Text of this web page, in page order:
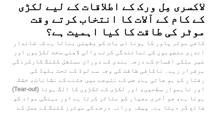
لاکسری مِل ورک کے اطلاقات کے لیے لکڑی
کے کام کے آلات کا انتخاب کرتے وقت
موٹر کی طاقت کا کیا اہمیت ہے؟
کافی موٹر پاور کا ہونا اس بات کو یقینی بناتا ہے کہ شاندار
اندری منصوبوں کی نمائندگی کرنے والی گھنی سخت لکڑیوں اور
غیر ملکی اقسام کے درجہ بندی کے دوران مستقل کٹنگ کارکردگی
برقرار رہے۔ ناکافی طاقت کی وجہ سے لوڈ کے تحت بلیڈ کی
رفتار کم ہو جاتی ہے، جس کے نتیجے میں جلنے کے نشانات، خشک
اور ناہموار سطحیں، اور لکڑی کے ٹکڑوں کا الگ ہونا (Tear-out)
ہوتا ہے، جو آخری معیار کو متاثر کرتا ہے اور مہنگی مواد کو
ضائع کر دیتا ہے۔ پیشہ ورانہ درجے کی موٹرز کٹنگ کے عمل کے